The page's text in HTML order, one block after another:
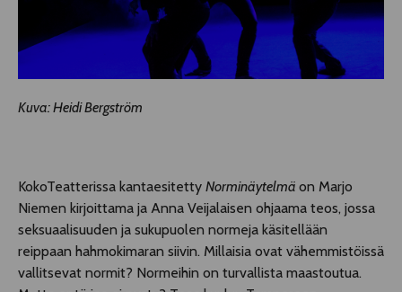
Kuva: Heidi Bergström
KokoTeatterissa kantaesitetty Norminäytelmä on Marjo
Niemen kirjoittama ja Anna Veijalaisen ohjaama teos, jossa
seksuaalisuuden ja sukupuolen normeja käsitellään
reippaan hahmokimaran siivin. Millaisia ovat vähemmistöissä
vallitsevat normit? Normeihin on turvallista maastoutua.